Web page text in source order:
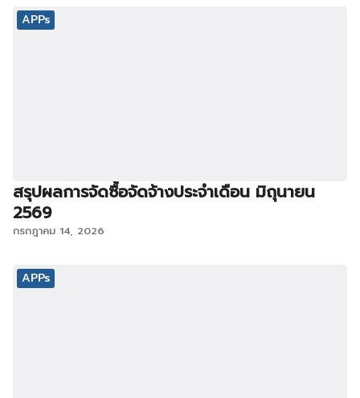
APPs
สรุปผลการจัดซื้อจัดจ้างประจำเดือน มิถุนายน
2569
กรกฎาคม 14, 2026
APPs